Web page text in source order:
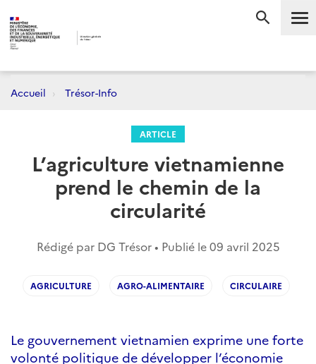
Accueil Trésor-Info
ARTICLE
L’agriculture vietnamienne
prend le chemin de la
circularité
Rédigé par DG Trésor • Publié le09 avril 2025
AGRICULTURE AGRO-ALIMENTAIRE CIRCULAIRE
Le gouvernement vietnamien exprime une forte
volonté politique de développer l’économie